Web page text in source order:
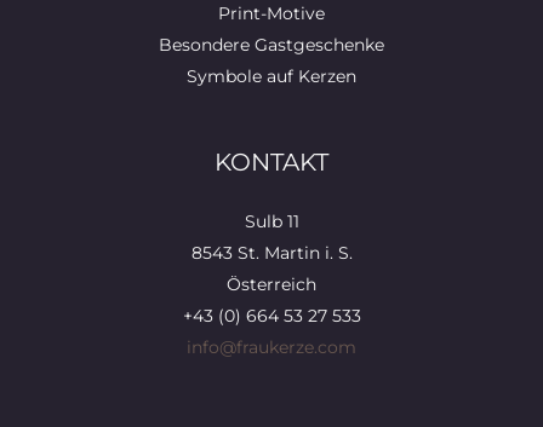
Print-Motive
Besondere Gastgeschenke
Symbole auf Kerzen
KONTAKT
Sulb 11
8543 St. Martin i. S.
Österreich
+43 (0) 664 53 27 533
info@fraukerze.com